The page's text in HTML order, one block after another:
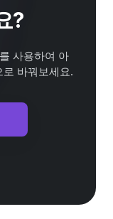
?
사용하여 아
바꿔보세요.